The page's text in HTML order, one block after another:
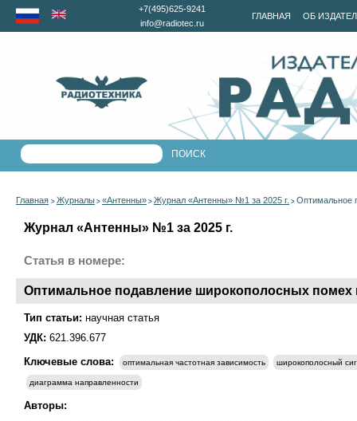
ГЛАВНАЯ ОБ
+7(495)625-9241
info@radiotec.ru
Главная > Журналы > «Антенны» > Журнал «Антенны» №1 за 2025 г. > Оптимальное
Журнал «Антенны» №1 за 2025 г.
Статья в номере:
Оптимальное подавление широкополосных помех
Тип статьи: научная статья
УДК: 621.396.677
Ключевые слова:
оптимальная частотная зависимость широкополосный
диаграмма направленности
Авторы: